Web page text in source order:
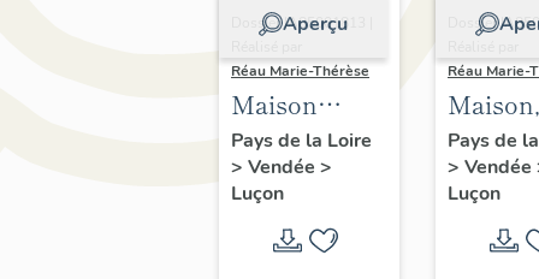
Aperçu
Dossier IA85001813 |
Réau Marie-Thérèse
Maison
canoniale
Gandillon, 7
rue des
Chanoines
Pays de la Loire
> Vendée >
Luçon
Dossier
Réau Marie-
rue
David
Pays de
> Vendée
Luçon